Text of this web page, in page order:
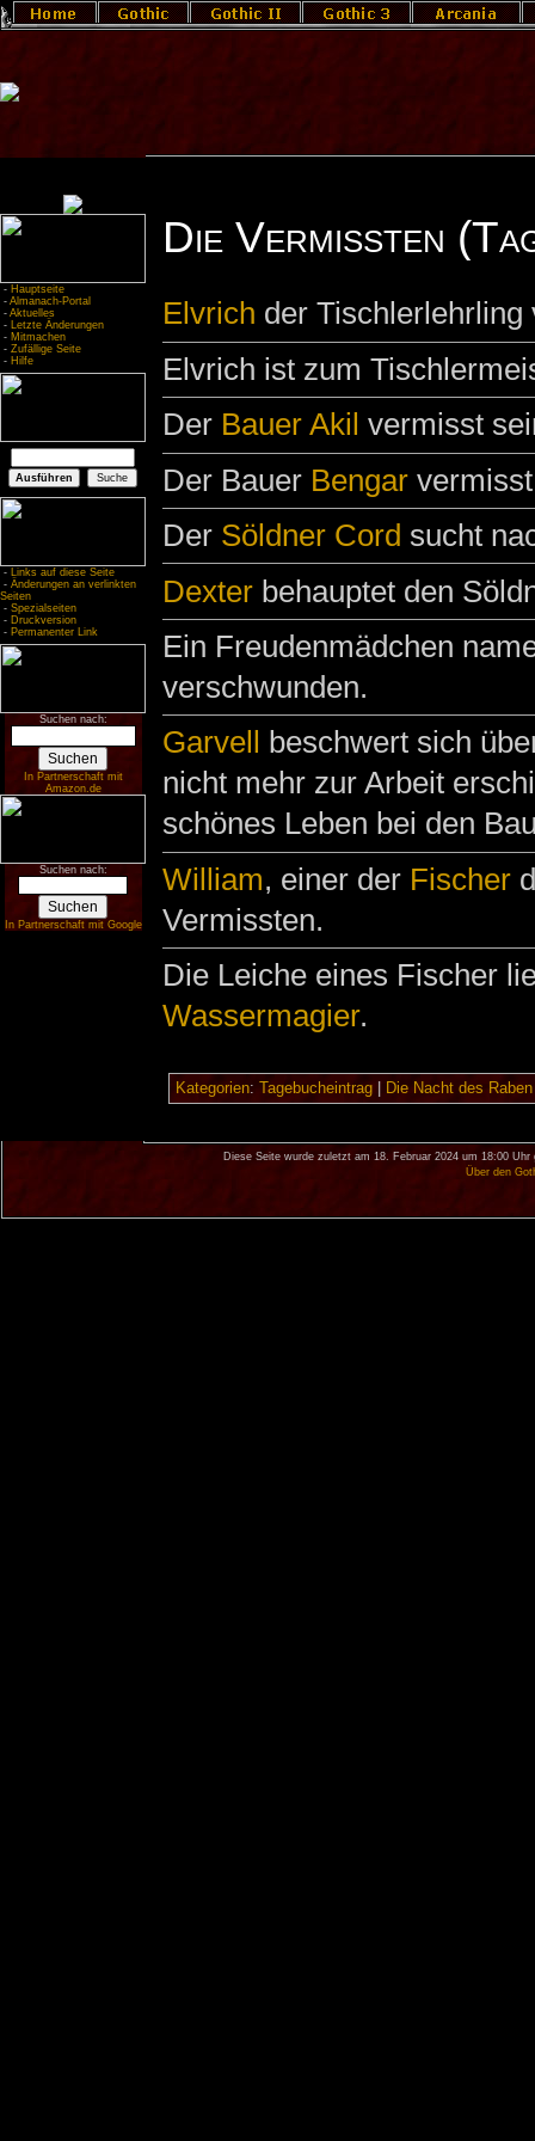
- Hauptseite
- Almanach-Portal
- Aktuelles
- Letzte Änderungen
- Mitmachen
- Zufällige Seite
- Hilfe
- Links auf diese Seite
- Änderungen an verlinkten
Seiten
- Spezialseiten
- Druckversion
- Permanenter Link
Suchen nach:
In Partnerschaft mit
Amazon.de
Suchen nach:
In Partnerschaft mit Google
Die Vermissten
Elvrich der
Elvrich ist zum
Der Bauer Akil vermisst
Der Bauer Bengar
Der Söldner Cord sucht
Dexterbehauptet den
Ein Freudenmädchen
verschwunden.
Garvell beschwert sich
nicht mehr zur Arbeit
schönes Leben bei den
William, einer der Fischer
Vermissten.
Die Leiche eines Fischer
Wassermagier.
Kategorien: Tagebucheintrag| Die Nacht des Raben
Diese Seite wurde zuletzt am 18. Februar 2024 um 18:00 Uhr
Über den